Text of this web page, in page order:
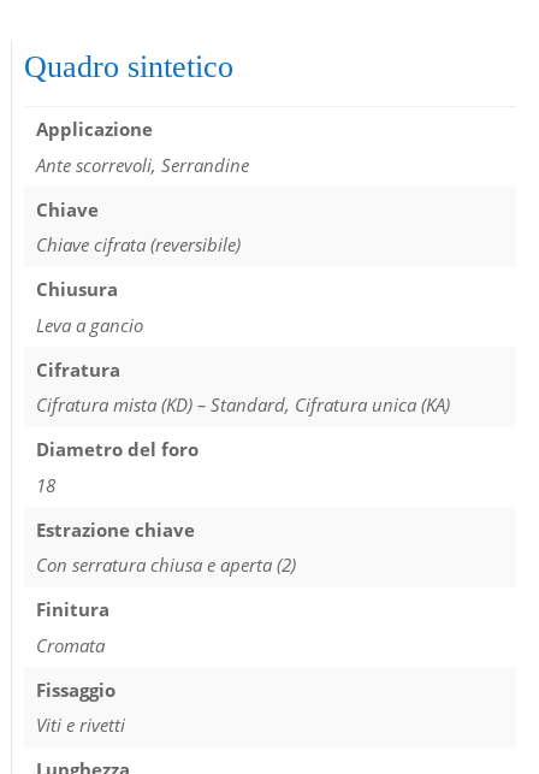
Quadro sintetico
Applicazione
Ante scorrevoli, Serrandine
Chiave
Chiave cifrata (reversibile)
Chiusura
Leva a gancio
Cifratura
Cifratura mista (KD) – Standard, Cifratura unica (KA)
Diametro del foro
18
Estrazione chiave
Con serratura chiusa e aperta (2)
Finitura
Cromata
Fissaggio
Viti e rivetti